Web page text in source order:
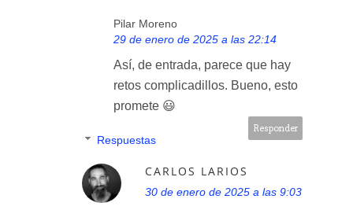
Pilar Moreno
29 de enero de 2025 a las 22:14
Así, de entrada, parece que hay
retos complicadillos. Bueno, esto
promete 😃
Responder
Respuestas
CARLOS LARIOS
30 de enero de 2025 a las 9:03